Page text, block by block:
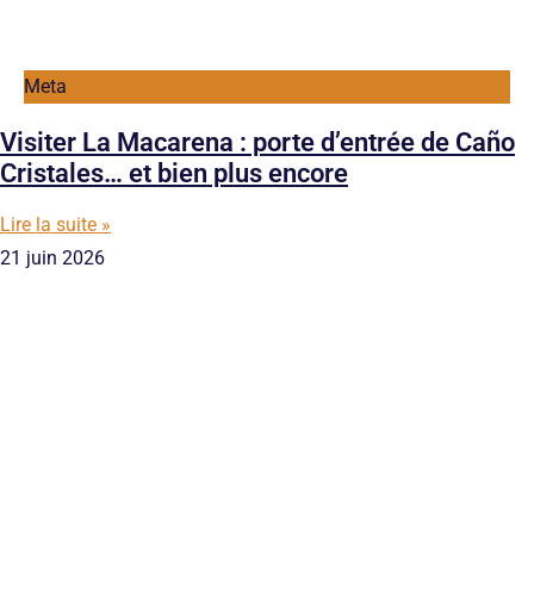
Meta
Visiter La Macarena : porte d’entrée de Caño
Cristales… et bien plus encore
Lire la suite »
21 juin 2026